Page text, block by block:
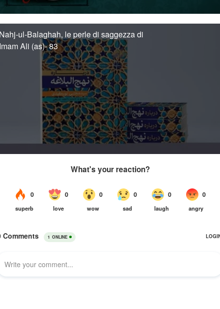
ul-Balaghah, le perle di saggezza di
Ali (as)- 83